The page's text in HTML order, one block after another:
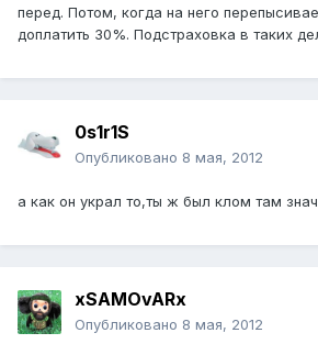
перед. Потом, когда на него
доплатить 30%. Подстраховка в таких
0s1r1S
Опубликовано 8 мая, 2012
а как он украл то,ты ж был клом там
xSAMOvARx
Опубликовано 8 мая, 2012